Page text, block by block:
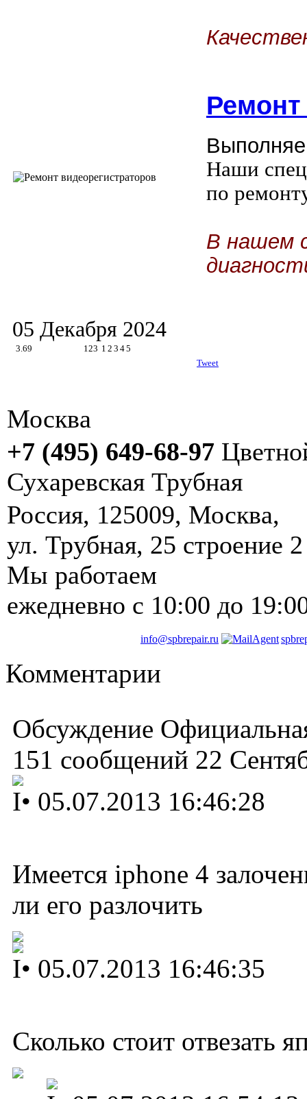
Наши
по
В нашем
05 Декабря 2024
3.69 123 1 2 3 45
Tweet
Москва
+7 (495) 649-68-97
Сухаревская Трубная
Россия, 125009, Москва, ‎
ул. Трубная, 25 строение 2
Мы работаем
ежедневно с 10:00 до
info@spbrepair.ru
Комментарии
Обсуждение
151 сообщений 22
I• 05.07.2013 16:46:28
Имеется iphone 4
ли его разлочить
I• 05.07.2013 16:46:35
Сколько стоит отвезать